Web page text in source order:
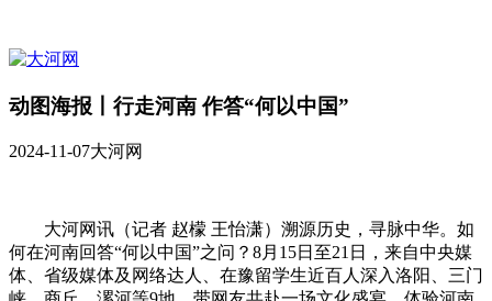
动图海报丨行走河南 作答“何以中国”
2024-11-07大河网
大河网讯（记者 赵檬 王怡潇）溯源历史，寻脉中华。 如
何在河南回答“何以中国”之问？ 8月15日至21日，来自中央媒
体、 省级媒体及网络达人、在豫留学生近百人深入洛阳、三门